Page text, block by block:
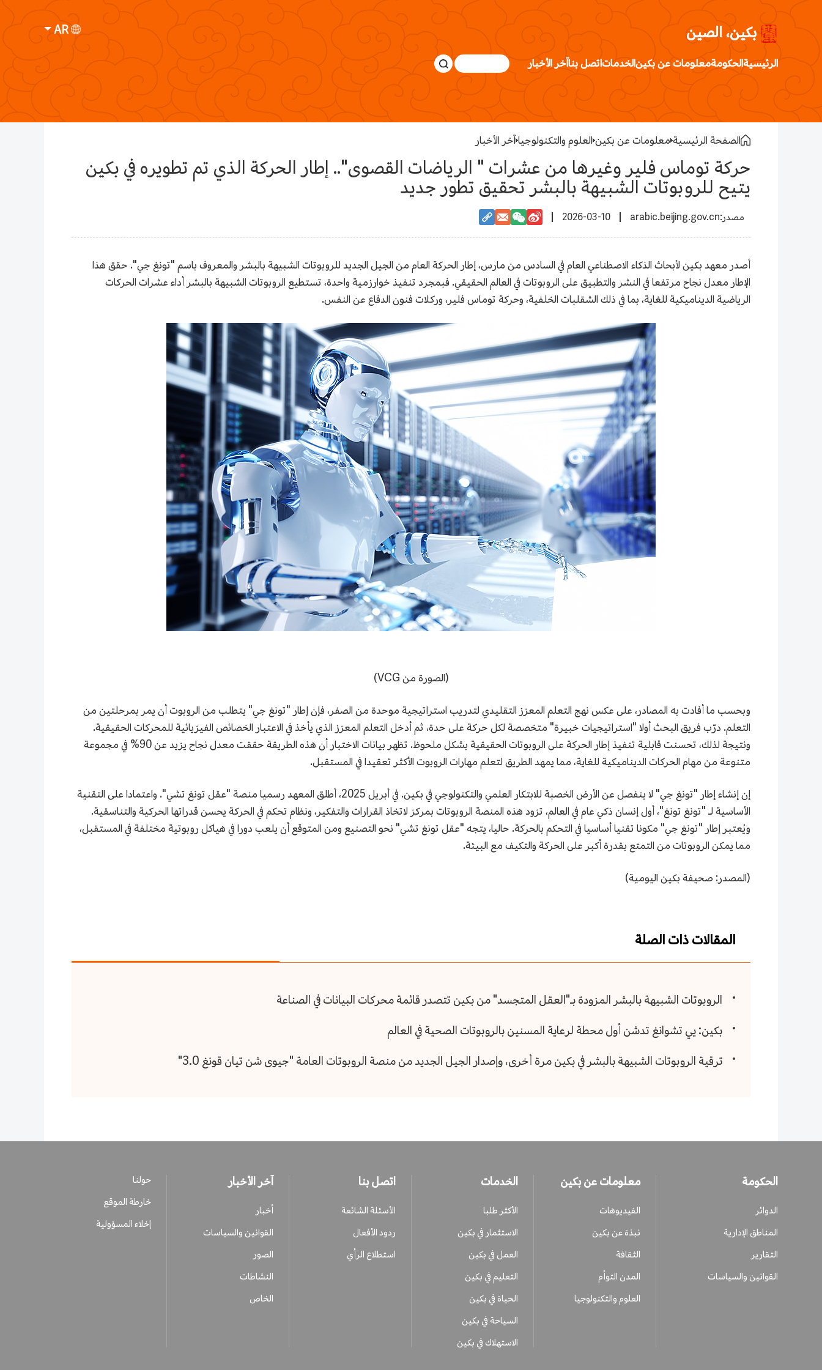
بكين، الصين AR
الرئيسيةالحكومةمعلومات عن بكينالخدماتاتصل بناآخر الأخبار
الصفحة الرئيسية معلومات عن بكين العلوم والتكنولوجياآخر الأخبار
حركة توماس فلير وغيرها من عشرات " الرياضات القصوى".. إطار الحركة الذي تم تطويره في بكين
يتيح للروبوتات الشبيهة بالبشر تحقيق تطور جديد
arabic.beijing.gov.cn
2026-03-10
أصدر معهد بكين لأبحاث الذكاء الاصطناعي العام في السادس من مارس، إطار الحركة العام من الجيل الجديد للروبوتات الشبيهة بالبشر والمعروف باسم "تونغ جي". حقق هذا
الإطار معدل نجاح مرتفعا في النشر والتطبيق على الروبوتات في العالم الحقيقي. فبمجرد تنفيذ خوارزمية واحدة، تستطيع الروبوتات الشبيهة بالبشر أداء عشرات الحركات
الرياضية الديناميكية للغاية، بما في ذلك الشقلبات الخلفية، وحركة توماس فلير، وركلات فنون الدفاع عن النفس.
(الصورة من VCG)
وبحسب ما أفادت به المصادر، على عكس نهج التعلم المعزز التقليدي لتدريب استراتيجية موحدة من الصفر، فإن إطار "تونغ جي" يتطلب من الروبوت أن يمر بمرحلتين من
التعلم. درّب فريق البحث أولا "استراتيجيات خبيرة" متخصصة لكل حركة على حدة، ثم أدخل التعلم المعزز الذي يأخذ في الاعتبار الخصائص الفيزيائية للمحركات الحقيقية.
ونتيجة لذلك، تحسنت قابلية تنفيذ إطار الحركة على الروبوتات الحقيقية بشكل ملحوظ. تظهر بيانات الاختبار أن هذه الطريقة حققت معدل نجاح يزيد عن 90% في مجموعة
متنوعة من مهام الحركات الديناميكية للغاية، مما يمهد الطريق لتعلم مهارات الروبوت الأكثر تعقيدا في المستقبل.
إن إنشاء إطار "تونغ جي" لا ينفصل عن الأرض الخصبة للابتكار العلمي والتكنولوجي في بكين. في أبريل 2025، أطلق المعهد رسميا منصة "عقل تونغ تشي". واعتمادا على التقنية
الأساسية لـ "تونغ تونغ"، أول إنسان ذكي عام في العالم، تزود هذه المنصة الروبوتات بمركز لاتخاذ القرارات والتفكير، ونظام تحكم في الحركة يحسن قدراتها الحركية والتناسقية.
ويُعتبر إطار "تونغ جي" مكونا تقنيا أساسيا في التحكم بالحركة. حاليا، يتجه "عقل تونغ تشي" نحو التصنيع ومن المتوقع أن يلعب دورا في هياكل روبوتية مختلفة في المستقبل،
مما يمكن الروبوتات من التمتع بقدرة أكبر على الحركة والتكيف مع البيئة.
(المصدر: صحيفة بكين اليومية)
المقالات ذات الصلة
الروبوتات الشبيهة بالبشر المزودة بـ"العقل المتجسد" من بكين تتصدر قائمة محركات البيانات في الصناعة
بكين: يي تشوانغ تدشن أول محطة لرعاية المسنين بالروبوتات الصحية في العالم
ترقية الروبوتات الشبيهة بالبشر في بكين مرة أخرى، وإصدار الجيل الجديد من منصة الروبوتات العامة "جيوى شن تيان قونغ 3.0"
الحكومة
الدوائر
المناطق الإدارية
التقارير
القوانين والسياسات
معلومات عن بكين
الفيديوهات
نبذة عن بكين
الثقافة
المدن التوأم
العلوم والتكنولوجيا
الخدمات
الأكثر طلبا
الاستثمار في بكين
العمل في بكين
التعليم في بكين
الحياة في بكين
السياحة في بكين
الاستهلاك في بكين
اتصل بنا
الأسئلة الشائعة
ردود الأفعال
استطلاع الرأي
آخر الأخبار
أخبار
القوانين والسياسات
الصور
النشاطات
الخاص
حولنا
خارطة الموقع
إخلاء المسؤولية